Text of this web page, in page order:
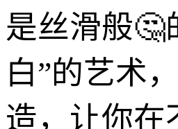
是丝滑般🤔
白”的艺术
造，让你在